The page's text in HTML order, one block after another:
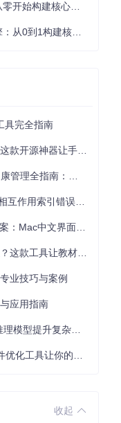
建核心系统的实践指南
建核心系统的实践指南
具完全指南
业技巧与案例
应用指南
收起